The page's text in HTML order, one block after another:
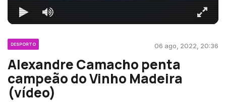
DESPORTO 06 ago, 2022, 20:36
Alexandre Camacho penta
campeão do Vinho Madeira
(vídeo)